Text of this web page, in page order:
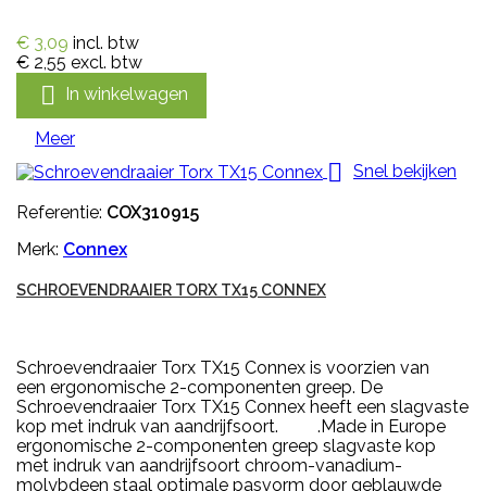
€ 3,09 incl. btw
€ 2,55 excl. btw
 In winkelwagen
Meer
 Snel bekijken
Referentie: COX310915
Merk: Connex
SCHROEVENDRAAIER TORX TX15 CONNEX
Schroevendraaier Torx TX15 Connex is voorzien van
een ergonomische 2-componenten greep. De
Schroevendraaier Torx TX15 Connex heeft een slagvaste
kop met indruk van aandrijfsoort. .Made in Europe
ergonomische 2-componenten greep slagvaste kop
met indruk van aandrijfsoort chroom-vanadium-
molybdeen staal optimale pasvorm door geblauwde